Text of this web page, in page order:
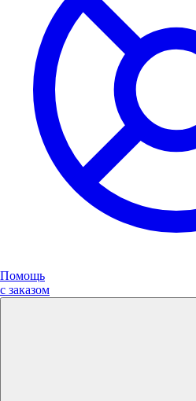
Помощь
с заказом